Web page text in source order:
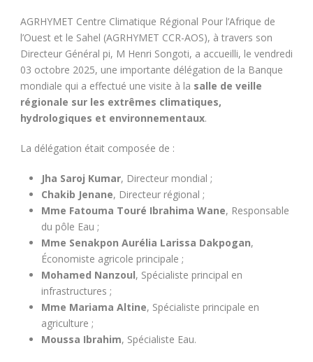
AGRHYMET Centre Climatique Régional Pour l’Afrique de
l’Ouest et le Sahel (AGRHYMET CCR-AOS), à travers son
Directeur Général pi, M Henri Songoti, a accueilli, le vendredi
03 octobre 2025, une importante délégation de la Banque
mondiale qui a effectué une visite à la salle de veille
régionale sur les extrêmes climatiques,
hydrologiques et environnementaux.
La délégation était composée de :
Jha Saroj Kumar, Directeur mondial ;
Chakib Jenane, Directeur régional ;
Mme Fatouma Touré Ibrahima Wane, Responsable
du pôle Eau ;
Mme Senakpon Aurélia Larissa Dakpogan,
Économiste agricole principale ;
Mohamed Nanzoul, Spécialiste principal en
infrastructures ;
Mme Mariama Altine, Spécialiste principale en
agriculture ;
Moussa Ibrahim, Spécialiste Eau.